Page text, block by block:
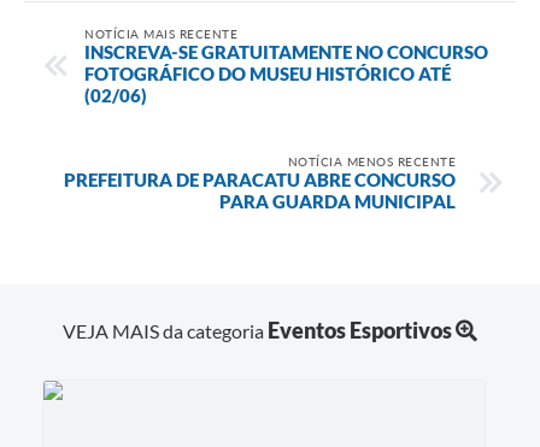
NOTÍCIA MAIS RECENTE
INSCREVA-SE GRATUITAMENTE NO CONCURSO
FOTOGRÁFICO DO MUSEU HISTÓRICO ATÉ
(02/06)
NOTÍCIA MENOS RECENTE
PREFEITURA DE PARACATU ABRE CONCURSO
PARA GUARDA MUNICIPAL
VEJA MAIS da categoria Eventos Esportivos